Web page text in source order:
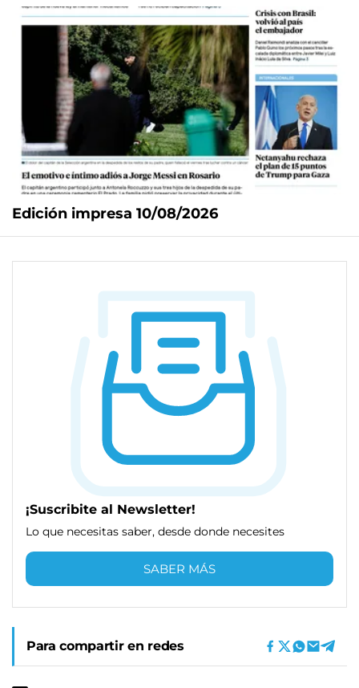
Edición impresa 10/08/2026
¡Suscribite al Newsletter!
Lo que necesitas saber, desde donde necesites
SABER MÁS
Para compartir en redes